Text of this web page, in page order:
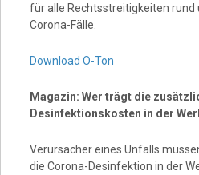
für alle Rechtsstreitigkeiten
Corona-Fälle.
Download O-Ton
Magazin: Wer trägt die
Desinfektionskosten in der
Verursacher eines Unfalls
die Corona-Desinfektion in der